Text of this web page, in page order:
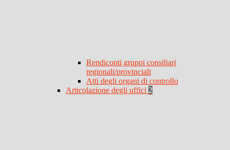
Rendiconti gruppi consiliari
regionali/provinciali
Atti degli organi di controllo
Articolazione degli uffici 2